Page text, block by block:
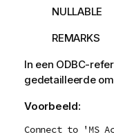
NULLABLE
REMARKS
In een ODBC-
gedetailleerde
Voorbeeld:
Connect to 'MS